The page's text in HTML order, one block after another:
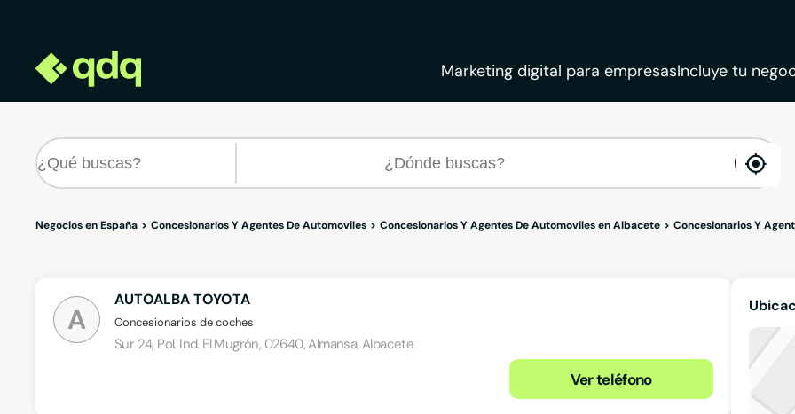
Marketing digital para empresasIncluye tu
Negocios en España Concesionarios Y Agentes De Automoviles Concesionarios Y Agentes De Automoviles en Albacete Concesionarios Y
A
AUTOALBA TOYOTA
Concesionarios de coches
Sur 24, Pol. Ind. El Mugrón, 02640, Almansa, Albacete
Ver teléfono